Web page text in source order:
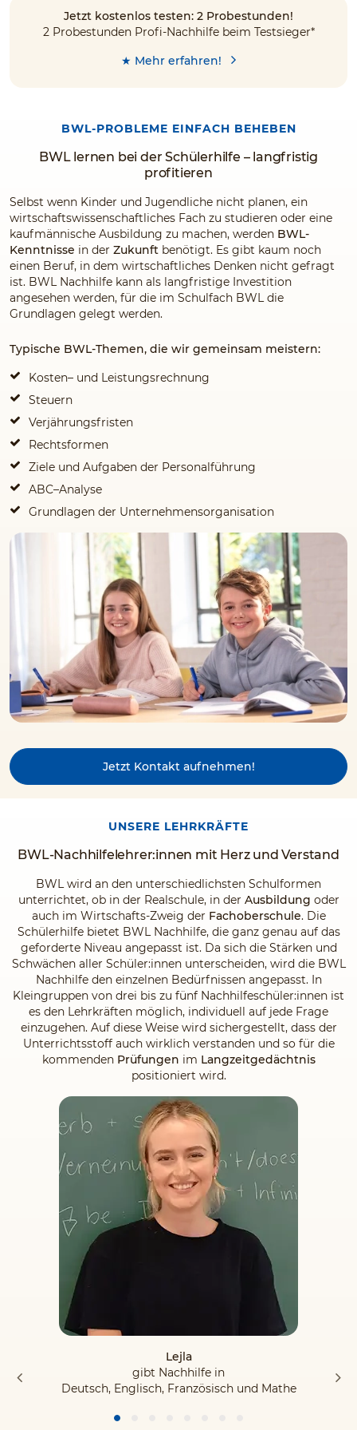
Jetzt kostenlos testen: 2 Probestunden!
2 Probestunden Profi-Nachhilfe beim Testsieger*
★ Mehr erfahren!
BWL-PROBLEME EINFACH BEHEBEN
BWL lernen bei der Schülerhilfe – langfristig
profitieren
Selbst wenn Kinder und Jugendliche nicht planen, ein
wirtschaftswissenschaftliches Fach zu studieren oder eine
kaufmännische Ausbildung zu machen, werden BWL-
Kenntnisse in der Zukunft benötigt. Es gibt kaum noch
einen Beruf, in dem wirtschaftliches Denken nicht gefragt
ist. BWL Nachhilfe kann als langfristige Investition
angesehen werden, für die im Schulfach BWL die
Grundlagen gelegt werden.
Typische BWL-Themen, die wir gemeinsam meistern:
Kosten– und Leistungsrechnung
Steuern
Verjährungsfristen
Rechtsformen
Ziele und Aufgaben der Personalführung
ABC–Analyse
Grundlagen der Unternehmensorganisation
Jetzt Kontakt aufnehmen!
UNSERE LEHRKRÄFTE
BWL-Nachhilfelehrer:innen mit Herz und Verstand
BWL wird an den unterschiedlichsten Schulformen
unterrichtet, ob in der Realschule, in der Ausbildung oder
auch im Wirtschafts-Zweig der Fachoberschule. Die
Schülerhilfe bietet BWL Nachhilfe, die ganz genau auf das
geforderte Niveau angepasst ist. Da sich die Stärken und
Schwächen aller Schüler:innen unterscheiden, wird die BWL
Nachhilfe den einzelnen Bedürfnissen angepasst. In
Kleingruppen von drei bis zu fünf Nachhilfeschüler:innen ist
es den Lehrkräften möglich, individuell auf jede Frage
einzugehen. Auf diese Weise wird sichergestellt, dass der
Unterrichtsstoff auch wirklich verstanden und so für die
kommenden Prüfungen im Langzeitgedächtnis
positioniert wird.
Lejla
gibt Nachhilfe in
Deutsch, Englisch, Französisch und Mathe